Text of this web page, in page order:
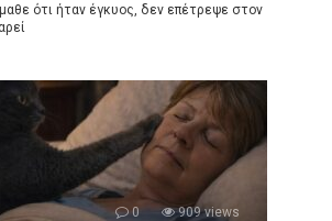
ότι ήταν έγκυος, δεν επέτρεψε στον
0 909 views